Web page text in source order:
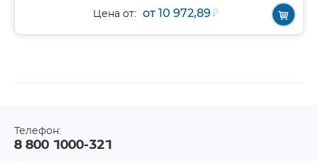
Цена от: от 10 972,89₽
Телефон:
8 800 1000-321